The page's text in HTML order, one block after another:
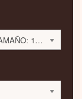
TIPO: Para sistema de calefacción central; TAMAÑO: 1720x290x90mm; 660 VATIOS; 1825 EUR